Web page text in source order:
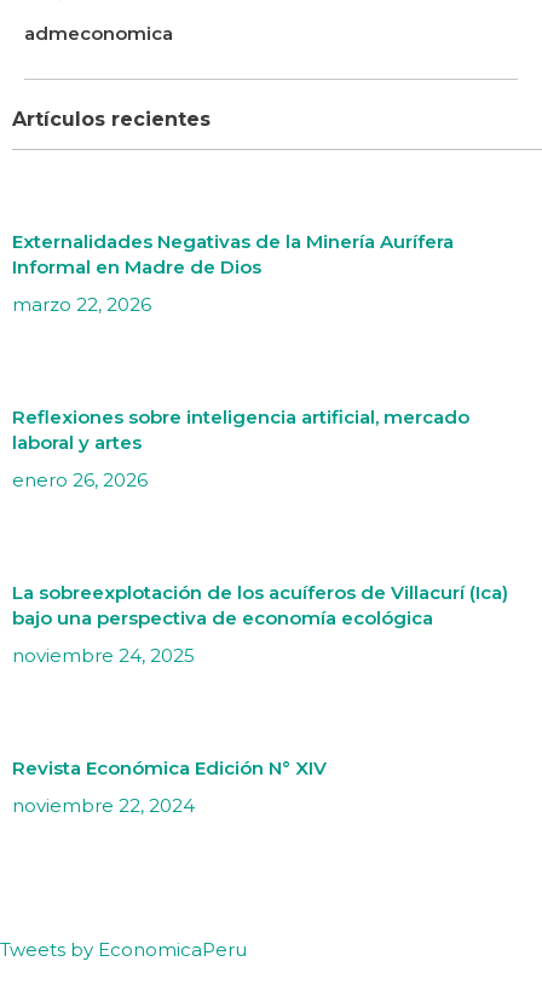
admeconomica
Artículos recientes
Externalidades Negativas de la Minería Aurífera
Informal en Madre de Dios
marzo 22, 2026
Reflexiones sobre inteligencia artificial, mercado
laboral y artes
enero 26, 2026
La sobreexplotación de los acuíferos de Villacurí (Ica)
bajo una perspectiva de economía ecológica
noviembre 24, 2025
Revista Económica Edición N° XIV
noviembre 22, 2024
Tweets by EconomicaPeru